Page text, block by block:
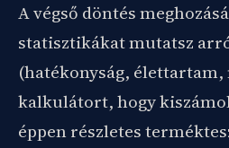
A végső döntés
statisztikákat mutatsz
(hatékonyság, élettartam,
kalkulátort, hogy
éppen részletes